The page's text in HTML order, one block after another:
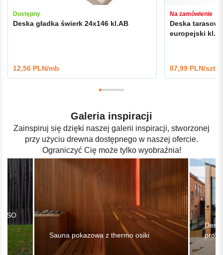
Dostępny
Deska gładka świerk 24x146 kl.AB
12,56 PLN/mb
Na zamówienie
Deska
europejski
87,99 PLN/szt.
Galeria inspiracji
Zainspiruj się dzięki naszej galerii inspiracji, stworzonej
przy użyciu drewna dostępnego w naszej ofercie.
Ograniczyć Cię może tylko wyobraźnia!
Sauna pokazowa z thermo osiki
profil